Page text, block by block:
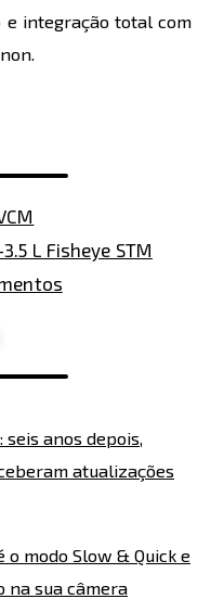
e integração total com
L Fisheye STM
seis anos depois,
atualizações
o modo Slow & Quick e
na sua câmera